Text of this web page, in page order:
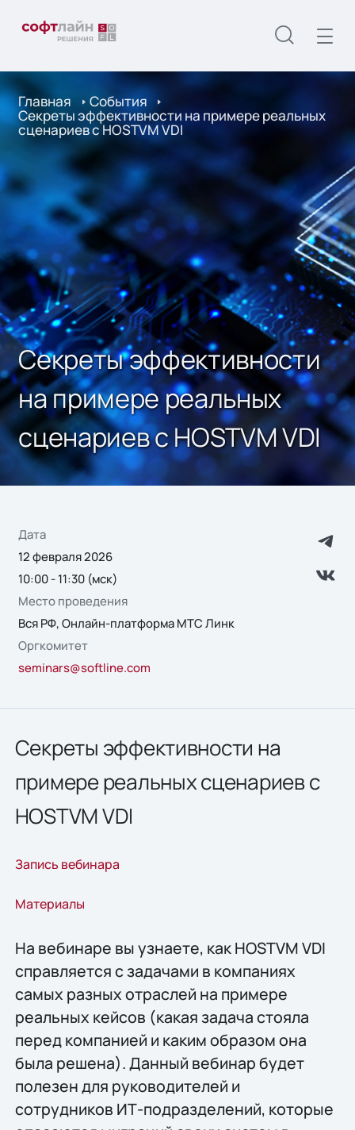
Главная События
Секреты эффективности на примере реальных
сценариев с HOSTVM VDI
Секреты эффективности
на примере реальных
сценариев с HOSTVM VDI
Дата
12 февраля 2026
10:00 - 11:30 (мск)
Место проведения
Вся РФ, Онлайн-платформа МТС Линк
Оргкомитет
seminars@softline.com
Секреты эффективности на
примере реальных сценариев с
HOSTVM VDI
Запись вебинара
Материалы
На вебинаре вы узнаете, как HOSTVM VDI
справляется с задачами в компаниях
самых разных отраслей на примере
реальных кейсов (какая задача стояла
перед компанией и каким образом она
была решена). Данный вебинар будет
полезен для руководителей и
сотрудников ИТ-подразделений, которые